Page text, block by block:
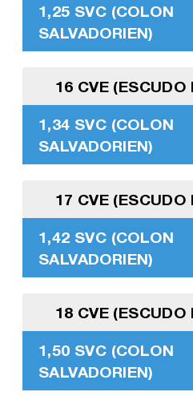
1,25 SVC (COLON
SALVADORIEN)
16 CVE (ESCUDO
1,34 SVC (COLON
SALVADORIEN)
17 CVE (ESCUDO
1,42 SVC (COLON
SALVADORIEN)
18 CVE (ESCUDO
1,50 SVC (COLON
SALVADORIEN)